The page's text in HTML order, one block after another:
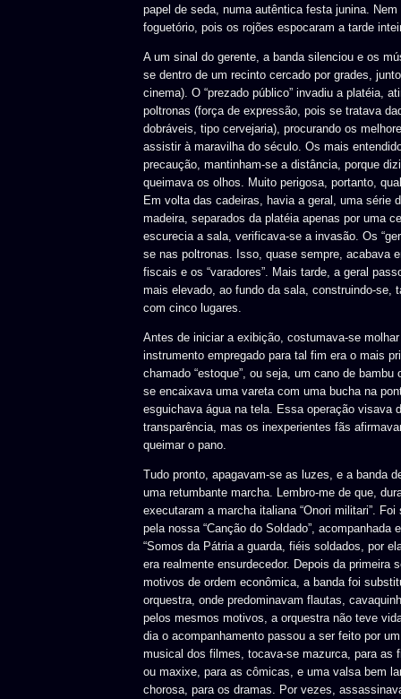
papel de seda, numa autêntica festa junina.
foguetório, pois os rojões espocaram a tarde
A um sinal do gerente, a banda silenciou e os
se dentro de um recinto cercado por grades,
cinema). O “prezado público” invadiu a platéia,
poltronas (força de expressão, pois se tratava
dobráveis, tipo cervejaria), procurando os
assistir à maravilha do século. Os mais
precaução, mantinham-se a distância, porque
queimava os olhos. Muito perigosa, portanto,
Em volta das cadeiras, havia a geral, uma série
madeira, separados da platéia apenas por uma
escurecia a sala, verificava-se a invasão. Os
se nas poltronas. Isso, quase sempre, acabava
fiscais e os “varadores”. Mais tarde, a geral
mais elevado, ao fundo da sala, construindo-se,
com cinco lugares.
Antes de iniciar a exibição, costumava-se
instrumento empregado para tal fim era o mais
chamado “estoque”, ou seja, um cano de bambu
se encaixava uma vareta com uma bucha na
esguichava água na tela. Essa operação visava
transparência, mas os inexperientes fãs
queimar o pano.
Tudo pronto, apagavam-se as luzes, e a banda
uma retumbante marcha. Lembro-me de que,
executaram a marcha italiana “Onori militari”.
pela nossa “Canção do Soldado”, acompanhada
“Somos da Pátria a guarda, fiéis soldados, por
era realmente ensurdecedor. Depois da primeira
motivos de ordem econômica, a banda foi
orquestra, onde predominavam flautas,
pelos mesmos motivos, a orquestra não teve
dia o acompanhamento passou a ser feito por
musical dos filmes, tocava-se mazurca, para as
ou maxixe, para as cômicas, e uma valsa bem
chorosa, para os dramas. Por vezes,